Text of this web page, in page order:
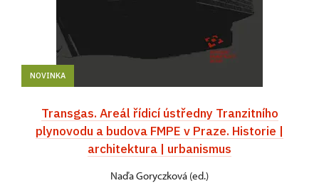
NOVINKA
Transgas. Areál řídicí ústředny Tranzitního
plynovodu a budova FMPE v Praze. Historie |
architektura | urbanismus
Naďa Goryczková (ed.)